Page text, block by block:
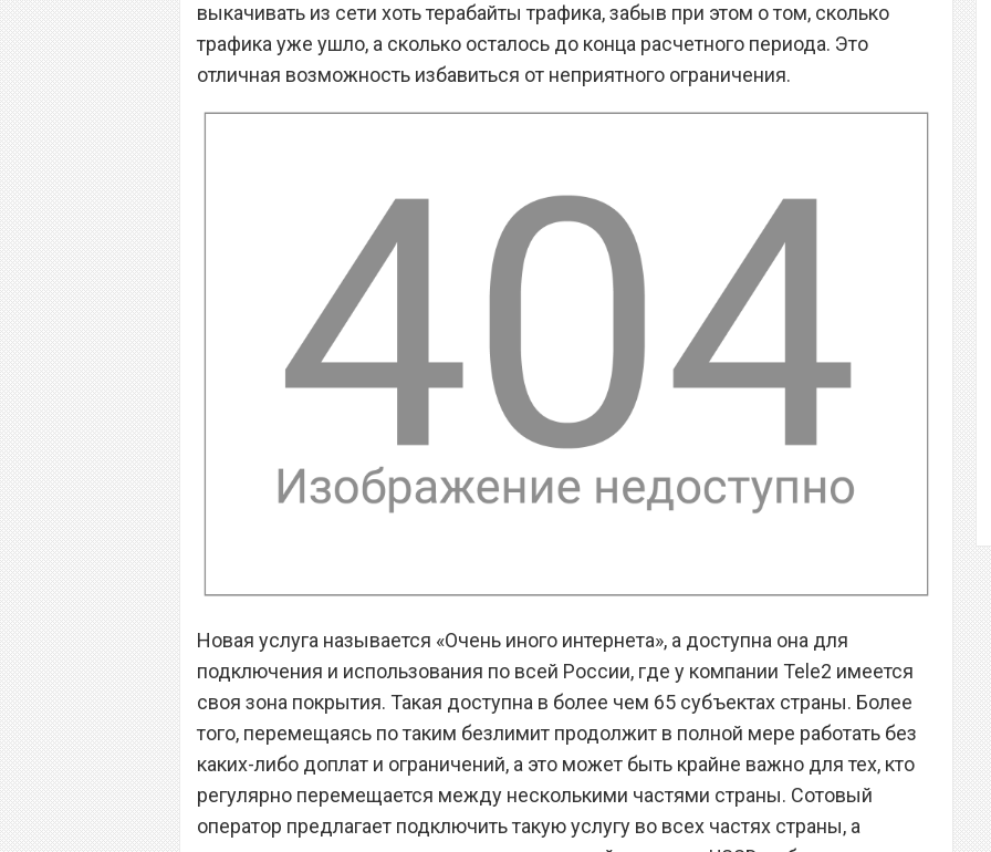
выкачивать из сети хоть терабайты трафика, забыв при этом о том, сколько
трафика уже ушло, а сколько осталось до конца расчетного периода. Это
отличная возможность избавиться от неприятного ограничения.
Новая услуга называется «Очень иного интернета», а доступна она для
подключения и использования по всей России, где у компании Tele2 имеется
своя зона покрытия. Такая доступна в более чем 65 субъектах страны. Более
того, перемещаясь по таким безлимит продолжит в полной мере работать без
каких-либо доплат и ограничений, а это может быть крайне важно для тех, кто
регулярно перемещается между несколькими частями страны. Сотовый
оператор предлагает подключить такую услугу во всех частях страны, а